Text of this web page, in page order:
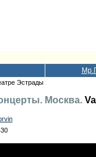
Эстрады
Москва.